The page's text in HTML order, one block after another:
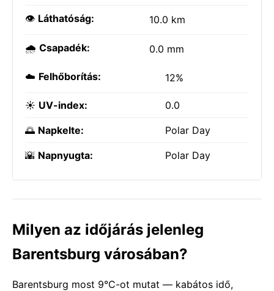
👁️ Láthatóság: 10.0 km
🌧️ Csapadék: 0.0 mm
☁️ Felhőborítás: 12%
☀️ UV-index: 0.0
🌅 Napkelte: Polar Day
🌇 Napnyugta: Polar Day
Milyen az időjárás jelenleg
Barentsburg városában?
Barentsburg most 9°C-ot mutat — kabátos idő,